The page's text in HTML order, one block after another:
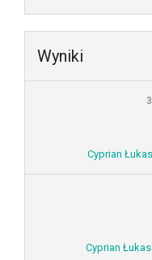
Wyniki
Cyprian
Cyprian